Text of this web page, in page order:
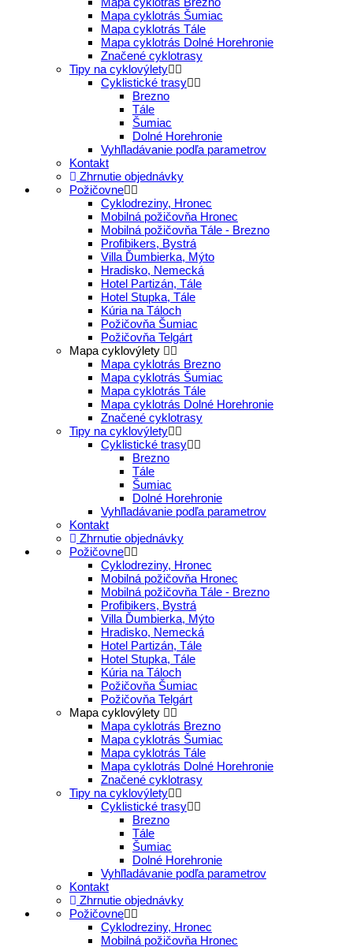
Mapa cyklotrás Šumiac
Mapa cyklotrás Tále
Mapa cyklotrás Dolné Horehronie
Značené cyklotrasy
Tipy na cyklovýlety
Cyklistické trasy
Brezno
Tále
Šumiac
Dolné Horehronie
Vyhľladávanie podľa parametrov
Kontakt
Zhrnutie objednávky
Požičovne
Cyklodreziny, Hronec
Mobilná požičovňa Hronec
Mobilná požičovňa Tále - Brezno
Profibikers, Bystrá
Villa Ďumbierka, Mýto
Hradisko, Nemecká
Hotel Partizán, Tále
Hotel Stupka, Tále
Kúria na Táloch
Požičovňa Šumiac
Požičovňa Telgárt
Mapa cyklovýlety
Mapa cyklotrás Brezno
Mapa cyklotrás Šumiac
Mapa cyklotrás Tále
Mapa cyklotrás Dolné Horehronie
Značené cyklotrasy
Tipy na cyklovýlety
Cyklistické trasy
Brezno
Tále
Šumiac
Dolné Horehronie
Vyhľladávanie podľa parametrov
Kontakt
Zhrnutie objednávky
Požičovne
Cyklodreziny, Hronec
Mobilná požičovňa Hronec
Mobilná požičovňa Tále - Brezno
Profibikers, Bystrá
Villa Ďumbierka, Mýto
Hradisko, Nemecká
Hotel Partizán, Tále
Hotel Stupka, Tále
Kúria na Táloch
Požičovňa Šumiac
Požičovňa Telgárt
Mapa cyklovýlety
Mapa cyklotrás Brezno
Mapa cyklotrás Šumiac
Mapa cyklotrás Tále
Mapa cyklotrás Dolné Horehronie
Značené cyklotrasy
Tipy na cyklovýlety
Cyklistické trasy
Brezno
Tále
Šumiac
Dolné Horehronie
Vyhľladávanie podľa parametrov
Kontakt
Zhrnutie objednávky
Požičovne
Cyklodreziny, Hronec
Mobilná požičovňa Hronec